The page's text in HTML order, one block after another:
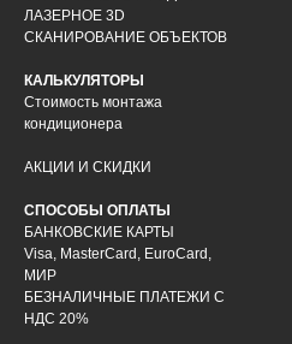
ЛАЗЕРНОЕ 3D
СКАНИРОВАНИЕ ОБЪЕКТОВ
КАЛЬКУЛЯТОРЫ
Стоимость монтажа
кондиционера
АКЦИИ И СКИДКИ
СПОСОБЫ ОПЛАТЫ
БАНКОВСКИЕ КАРТЫ
Visa, MasterCard, EuroCard,
МИР
БЕЗНАЛИЧНЫЕ ПЛАТЕЖИ С
НДС 20%